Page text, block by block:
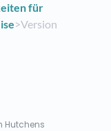
für
​>​ Version
Hutchens